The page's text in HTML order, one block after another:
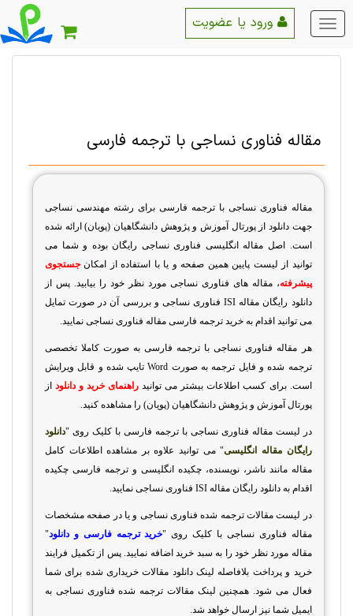
منو
اصلی
مقاله فناوری نساجی با ترجمه فارسی
مقاله فناوری نساجی با ترجمه فارسی برای رشته مهندسی نساجی
جهت دانلود از پورتال آموزش و پژوهش دانشگاهیان (پویان) ارائه شده
است. اصل مقاله انگلیسی فناوری نساجی رایگان بوده و شما می
توانید از لیست پایین همین صفحه و یا با استفاده از امکان جستجوی
پیشرفته، مقاله های فناوری نساجی مورد نظر خود را بیابید. پس از
دانلود رایگان مقاله ISI فناوری نساجی و بررسی آن در صورت تمایل
می توانید اقدام به خرید ترجمه فارسی مقاله فناوری نساجی نمایید.
هر مقاله فناوری نساجی با ترجمه فارسی به صورت کاملا تخصصی
ترجمه شده و فایل ترجمه به صورت Word تایپ شده و قابل ویرایش
است. برای کسب اطلاعات بیشتر می توانید راهنمای خرید و دانلوداز
پورتال آموزش و پژوهش دانشگاهیان (پویان) را مشاهده کنید.
در لیست مقاله فناوری نساجی با ترجمه فارسی با کلیک روی "دانلود
رایگان مقاله انگلیسی" می توانید علاوه بر مشاهده اطلاعات کامل
مقاله مانند ناشر، نویسنده، چکیده انگلیسی و ترجمه فارسی چکیده
اقدام به دانلود رایگان مقالهISI فناوری نساجی نمایید.
در لیست مقالات ترجمه شده فناوری نساجی و یا در صفحه مشخصات
مقاله فناوری نساجی با کلیک روی "خرید ترجمه فارسی و دانلود"
مقاله مورد نظر خود را به سبد خرید اضافه نمایید. پس از تکمیل فرایند
خرید و پرداخت بلافاصله لینک دانلود مقالات خریداری شده برای شما
فعال می شود. همچنین لینک مقالات ترجمه شده فناوری نساجی به
ایمیل شما نیز ارسال خواهد شد.